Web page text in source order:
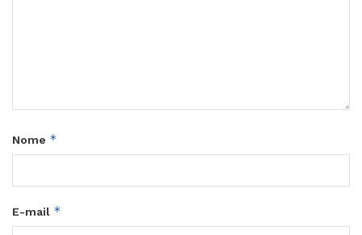
Nome *
E-mail *